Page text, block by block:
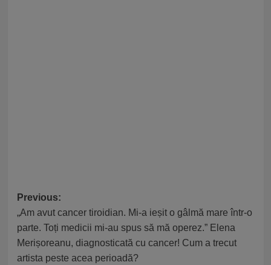
Post
navigation
Previous:
„Am avut cancer tiroidian. Mi-a ieșit o gâlmă mare într-o
parte. Toți medicii mi-au spus să mă operez.” Elena
Merișoreanu, diagnosticată cu cancer! Cum a trecut
artista peste acea perioadă?